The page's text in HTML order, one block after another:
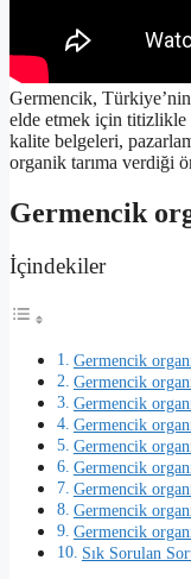
Germencik,
elde etmek için titizlikle
kalite belgeleri,
organik tarıma verdiği
Germencik
İçindekiler
Germencik
Germencik
Germencik
Germencik
Germencik
Germencik
Germencik
Germencik
Germencik
Sık Sorulan